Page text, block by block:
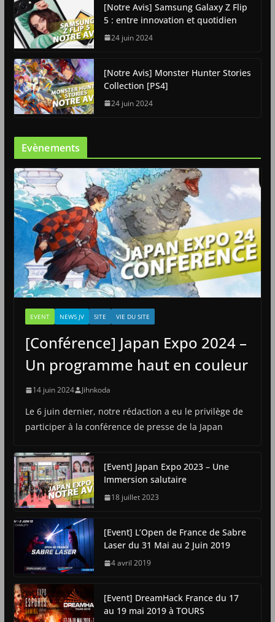
[Notre Avis] Samsung Galaxy Z Flip
5 : entre innovation et quotidien
24 juin 2024
[Notre Avis] Monster Hunter Stories
Collection [PS4]
24 juin 2024
Evènements
EVENT NEWS JV SITE VIE DU SITE
[Conférence] Japan Expo 2024 –
Un programme haut en couleur
14 juin 2024 Jihnkoda
Le 6 juin dernier, notre rédaction a eu le privilège de
participer à la conférence de presse de la Japan
[Event] Japan Expo 2023 – Une
Immersion salutaire
18 juillet 2023
[Event] L’Open de France de Sabre
Laser du 31 Mai au 2 Juin 2019
4 avril 2019
[Event] DreamHack France du 17
au 19 mai 2019 à TOURS